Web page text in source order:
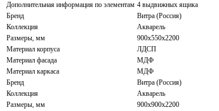
Дополнительная информация по элементам 4 выдвижных ящика
Бренд
Витра (Россия)
Коллекция
Акварель
Размеры, мм
900x550x2200
Материал корпуса
ЛДСП
Материал фасада
МДФ
Материал каркаса
МДФ
Бренд
Витра (Россия)
Коллекция
Акварель
Размеры, мм
900x900x2200